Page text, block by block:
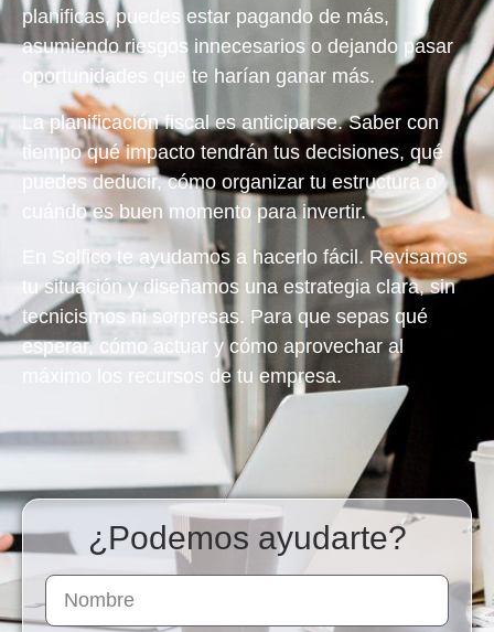
planificas, puedes estar pagando de más,
asumiendo riesgos innecesarios o dejando pasar
oportunidades que te harían ganar más.
La planificación fiscal es anticiparse. Saber con
tiempo qué impacto tendrán tus decisiones, qué
puedes deducir, cómo organizar tu estructura o
cuándo es buen momento para invertir.
En Solfico te ayudamos a hacerlo fácil. Revisamos
tu situación y diseñamos una estrategia clara, sin
tecnicismos ni sorpresas. Para que sepas qué
esperar, cómo actuar y cómo aprovechar al
máximo los recursos de tu empresa.
¿Podemos ayudarte?